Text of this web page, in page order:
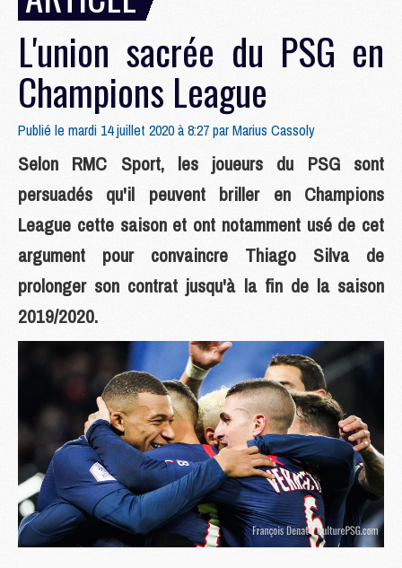
L'union sacrée du PSG en
Champions League
Publié le mardi 14 juillet 2020 à 8:27 parMarius Cassoly
Selon RMC Sport, les joueurs du PSG sont
persuadés qu'il peuvent briller en Champions
League cette saison et ont notamment usé de cet
argument pour convaincre Thiago Silva de
prolonger son contrat jusqu'à la fin de la saison
2019/2020.